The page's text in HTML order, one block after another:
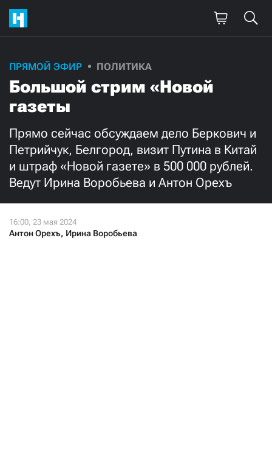
ПРЯМОЙ ЭФИР ПОЛИТИКА
Большой стрим «Новой
газеты
Прямо сейчас обсуждаем дело Беркович и
Петрийчук, Белгород, визит Путина в Китай
и штраф «Новой газете» в 500 000 рублей.
Ведут Ирина Воробьева и Антон Орехъ
Антон Орехъ, Ирина Воробьева